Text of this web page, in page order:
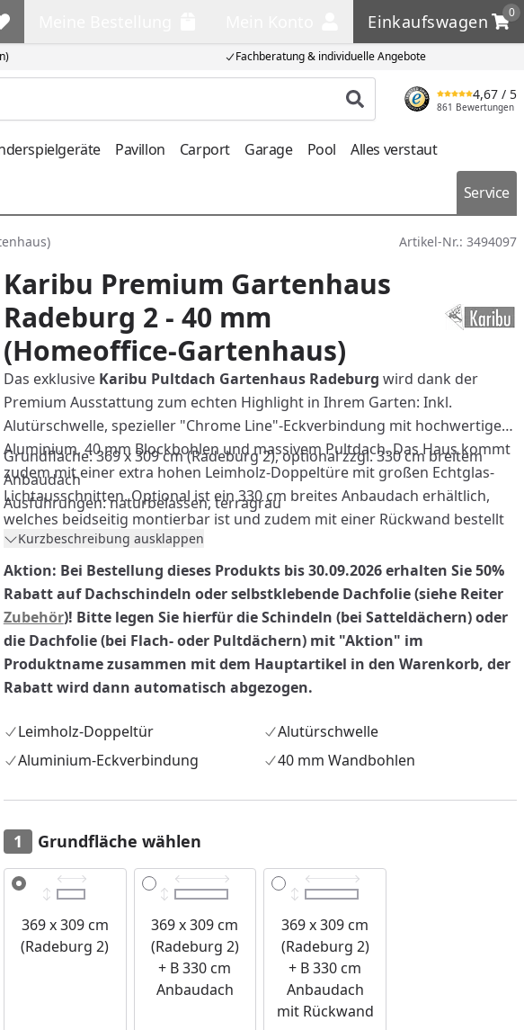
Fachberatung & individuelle Angebote
Einkaufswagen
0
Einkaufswagen
Produkt suchen
4,67 / 5
861 Bewertungen
Pavillon Carport Garage Pool Alles verstaut
Service
Artikel-Nr.: 3494097
Bild anzeigen
Wunschliste hinzufügen
Karibu Premium Gartenhaus
Radeburg 2 - 40 mm
(Homeoffice-Gartenhaus)
Das exklusive Karibu Pultdach Gartenhaus Radeburg wird dank der
Premium Ausstattung zum echten Highlight in Ihrem Garten: Inkl.
Alutürschwelle, spezieller "Chrome Line"-Eckverbindung mit hochwertigem
Aluminium, 40 mm Blockbohlen und massivem Pultdach. Das Haus kommt
zudem mit einer extra hohen Leimholz-Doppeltüre mit großen Echtglas-
Lichtausschnitten. Optional ist ein 330 cm breites Anbaudach erhältlich,
welches beidseitig montierbar ist und zudem mit einer Rückwand bestellt
werden kann.
Grundfläche: 369 x 309 cm (Radeburg 2), optional zzgl. 330 cm breitem
Anbaudach
Ausführungen: naturbelassen, terragrau
Kurzbeschreibung ausklappen
Aktion: Bei Bestellung dieses Produkts bis 30.09.2026 erhalten Sie 50%
Rabatt auf Dachschindeln oder selbstklebende Dachfolie (siehe Reiter
Zubehör)! Bitte legen Sie hierfür die Schindeln (bei Satteldächern) oder
die Dachfolie (bei Flach- oder Pultdächern) mit "Aktion" im
Produktname zusammen mit dem Hauptartikel in den Warenkorb, der
Rabatt wird dann automatisch abgezogen.
Leimholz-Doppeltür
Alutürschwelle
Aluminium-Eckverbindung
40 mm Wandbohlen
Grundfläche wählen
Alle anzeigen (3)
369 x 309 cm
(Radeburg 2)
369 x 309 cm
(Radeburg 2)
+ B 330 cm
Anbaudach
369 x 309 cm
(Radeburg 2)
+ B 330 cm
Anbaudach
mit Rückwand